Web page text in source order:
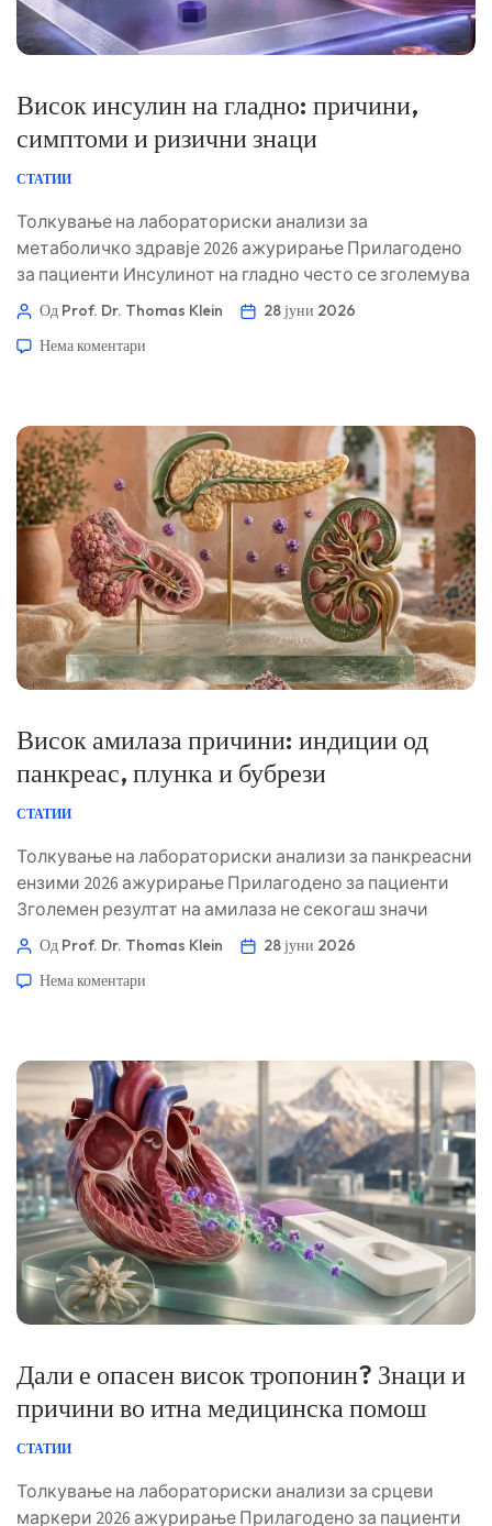
Висок инсулин на гладно: причини,
симптоми и ризични знаци
СТАТИИ
Толкување на лабораториски анализи за
метаболичко здравје 2026 ажурирање Прилагодено
за пациенти Инсулинот на гладно често се зголемува
години пред глукозата да премине граница за
инсулинот е висок, туку каков е моделот што го
✅ Засновано на докази Овој водич […]
Од Prof. Dr. Thomas Klein
28 јуни 2026
Нема коментари
Висок амилаза причини: индиции од
панкреас, плунка и бубрези
СТАТИИ
Толкување на лабораториски анализи за панкреасни
ензими 2026 ажурирање Прилагодено за пациенти
Зголемен резултат на амилаза не секогаш значи
панкреатитис. Корисната насока е моделот: липаза,
лекови и временскиот распоред. 📖 ~11 минути 📅 28
водич беше […]
Од Prof. Dr. Thomas Klein
28 јуни 2026
Нема коментари
Дали е опасен висок тропонин? Знаци и
причини во итна медицинска помош
СТАТИИ
Толкување на лабораториски анализи за срцеви
маркери 2026 ажурирање Прилагодено за пациенти